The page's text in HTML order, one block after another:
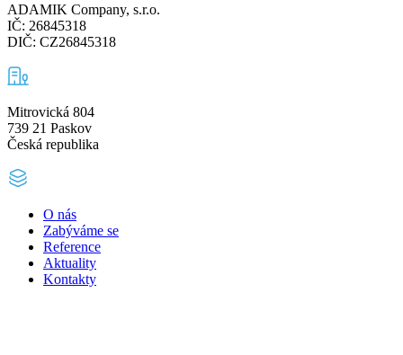
ADAMIK Company, s.r.o.
IČ: 26845318
DIČ: CZ26845318
Mitrovická 804
739 21 Paskov
Česká republika
O nás
Zabýváme se
Reference
Aktuality
Kontakty